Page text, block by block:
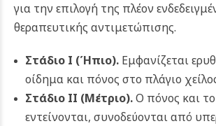
για την επιλογή της πλέον
θεραπευτικής αντιμετώπισης.
Στάδιο Ι (Ήπιο).Εμφανίζεται
οίδημα και πόνος στο πλάγιο
Στάδιο ΙΙ (Μέτριο).Ο πόνος και
εντείνονται, συνοδεύονται από